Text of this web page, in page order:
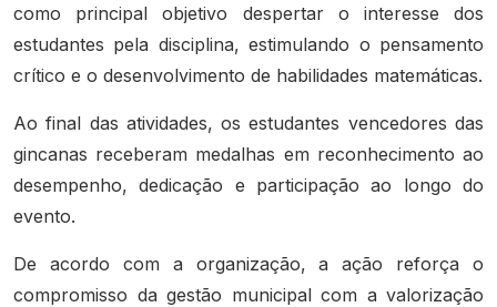
como principal objetivo despertar o interesse dos
estudantes pela disciplina, estimulando o pensamento
crítico e o desenvolvimento de habilidades matemáticas.
Ao final das atividades, os estudantes vencedores das
gincanas receberam medalhas em reconhecimento ao
desempenho, dedicação e participação ao longo do
evento.
De acordo com a organização, a ação reforça o
compromisso da gestão municipal com a valorização